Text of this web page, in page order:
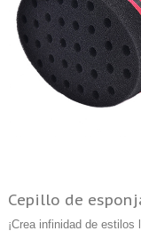
Cepillo de
¡Crea infinidad de